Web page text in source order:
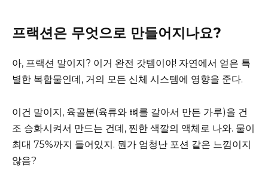
프랙션은 무엇으로 만들어지나요?
아, 프랙션 말이지? 이거 완전 갓템이야! 자연에서 얻은 특
별한 복합물인데, 거의 모든 신체 시스템에 영향을 준다.
이건 말이지, 육골분(육류와 뼈를 갈아서 만든 가루)을 건
조 승화시켜서 만드는 건데, 찐한 색깔의 액체로 나와. 물이
최대 75%까지 들어있지. 뭔가 엄청난 포션 같은 느낌이지
않음?